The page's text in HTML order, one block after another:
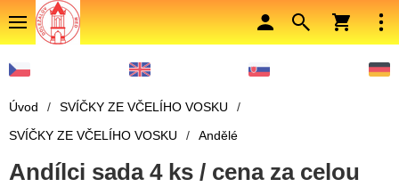
Úvod / SVÍČKY ZE VČELÍHO VOSKU
/
SVÍČKY ZE VČELÍHO VOSKU
/ Andělé
Andílci sada 4 ks / cena za celou